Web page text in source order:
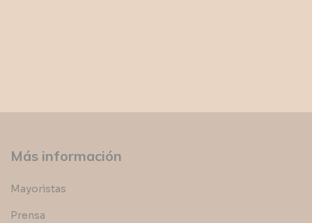
Más información
Mayoristas
Prensa